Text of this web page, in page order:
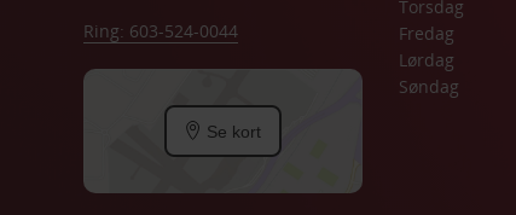
Ring: 603-524-0044
Se kort
Torsdag
Fredag
Lørdag
Søndag